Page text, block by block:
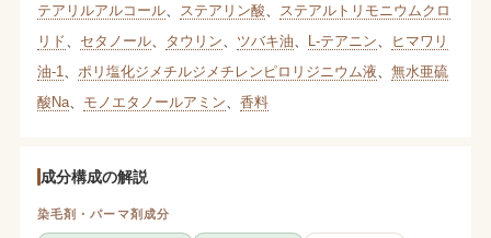
テアリルアルコール、 ステアリン酸
ステアルトリモニウムクロ
リド
セタノール、 タウリン ツバキ油 L-テアニン
ヒマワリ
油-1
ポリ塩化ジメチルジメチレンピロリジニウム液
無水亜硫
酸Na、 モノエタノールアミン 香料
成分構成の解説
染毛剤・パーマ剤成分